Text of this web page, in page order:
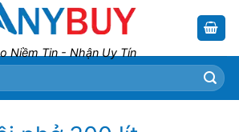
Niềm Tin - Nhận Uy Tín